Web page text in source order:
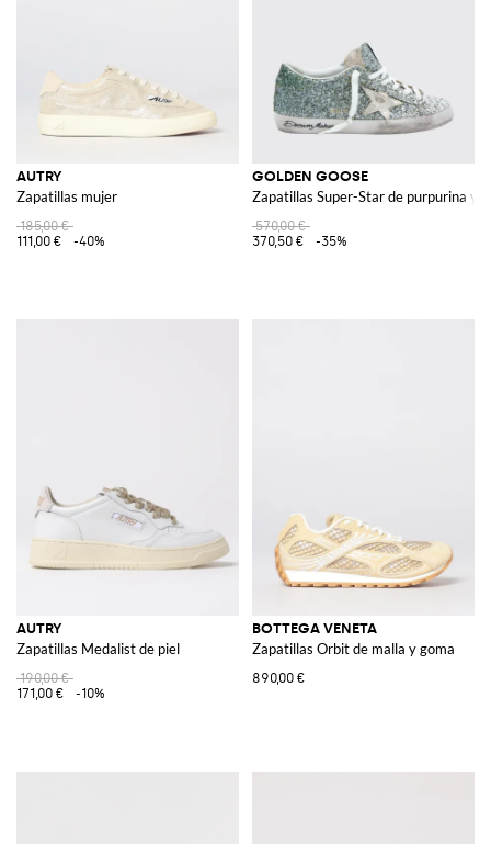
AUTRY
Zapatillas mujer
185,00 €
111,00 €
-40%
GOLDEN GOOSE
Zapatillas Super-Star de purpurina y
570,00 €
370,50 €
-35%
AUTRY
Zapatillas Medalist de piel
190,00 €
171,00 €
-10%
BOTTEGA VENETA
Zapatillas Orbit de malla y goma
890,00 €